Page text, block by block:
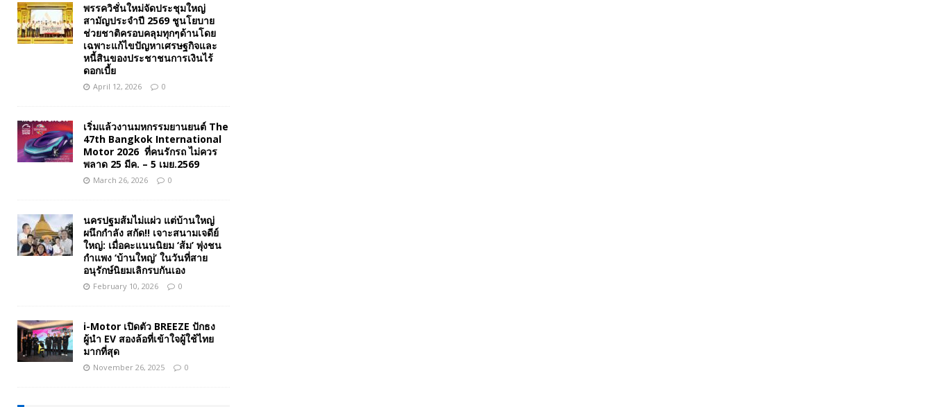
พรรควิชั่นใหม่จัดประชุมใหญ่
สามัญประจำปี 2569 ชูนโยบาย
ช่วยชาติครอบคลุมทุกๆด้านโดย
เฉพาะแก้ไขปัญหาเศรษฐกิจและ
หนี้สินของประชาชนการเงินไร้
ดอกเบี้ย
April 12, 2026 0
เริ่มแล้วงานมหกรรมยานยนต์ The
47th Bangkok International
Motor 2026 ที่คนรักรถ ไม่ควร
พลาด 25 มีค. – 5 เมย.2569
March 26, 2026 0
นครปฐมส้มไม่แผ่ว แต่บ้านใหญ่
ผนึกกำลัง สกัด!! เจาะสนามเจดีย์
ใหญ่: เมื่อคะแนนนิยม ‘ส้ม’ พุ่งชน
กำแพง ‘บ้านใหญ่’ ในวันที่สาย
อนุรักษ์นิยมเลิกรบกันเอง
February 10, 2026 0
i-Motor เปิดตัว BREEZE ปักธง
ผู้นำ EV สองล้อที่เข้าใจผู้ใช้ไทย
มากที่สุด
November 26, 2025 0